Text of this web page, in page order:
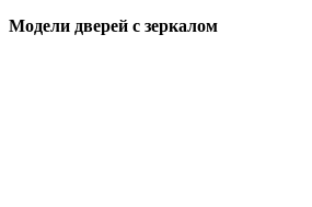
Модели дверей с зеркалом